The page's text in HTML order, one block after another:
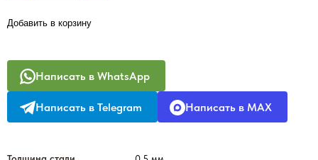
Добавить в корзину
Написать в WhatsApp
Написать в Telegram Написать в MAX